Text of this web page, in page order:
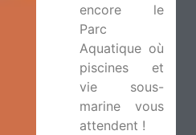
encore le
Parc
Aquatique où
piscines et
vie sous-
marine vous
attendent !